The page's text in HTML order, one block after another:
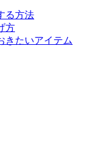
る方法
方
きたいアイテム